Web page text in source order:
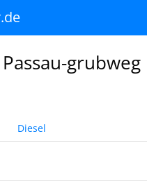
grubweg
Diesel